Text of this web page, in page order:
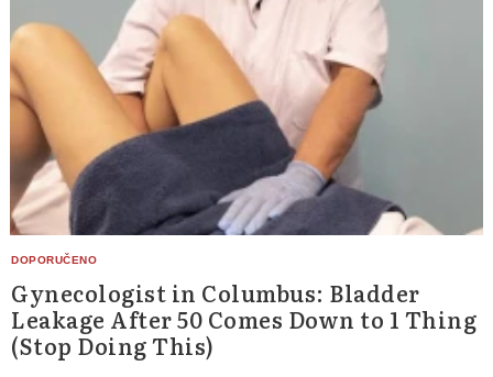
Gynecologist in Columbus: Bladder
Leakage After 50 Comes Down to 1 Thing
(Stop Doing This)